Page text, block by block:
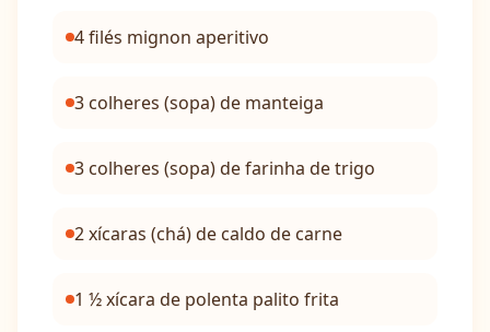
4 filés mignon aperitivo
3 colheres (sopa) de manteiga
3 colheres (sopa) de farinha de trigo
2 xícaras (chá) de caldo de carne
1 ½ xícara de polenta palito frita